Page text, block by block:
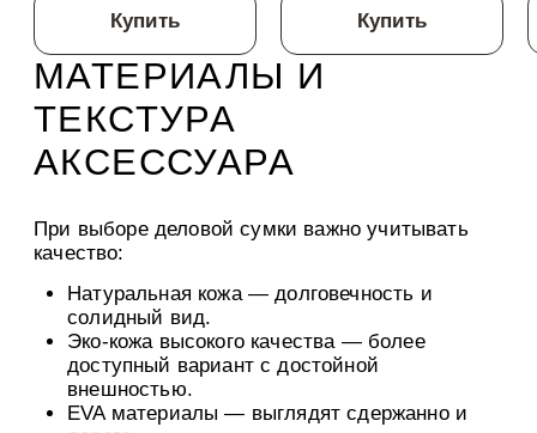
Купить Купить
МАТЕРИАЛЫ И
ТЕКСТУРА
АКСЕССУАРА
При выборе деловой сумки важно учитывать
качество:
Натуральная кожа— долговечность и
солидный вид.
Эко-кожа высокого качества — более
доступный вариант с достойной
внешностью.
EVA материалы — выглядят сдержанно и